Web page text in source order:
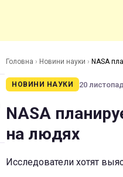
Головна › Новини науки › NASA
НОВИНИ НАУКИ 20
NASA
на людях
Исследователи хотят